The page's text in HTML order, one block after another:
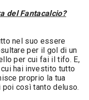
del Fantacalcio?
nel suo essere
per il gol di un
per cui fai il tifo. E,
hai investito tutto
proprio la tua
poi così tanto deluso.